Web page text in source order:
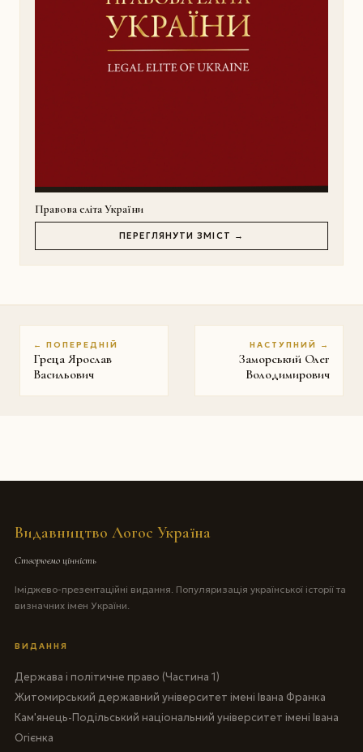
Правова еліта України
ПЕРЕГЛЯНУТИ ЗМІСТ →
← ПОПЕРЕДНІЙ
Греца Ярослав
Васильович
НАСТУПНИЙ →
Заморський Олег
Володимирович
Видавництво Логос Україна
Створюємо цінність
Іміджево-презентаційні видання. Популяризація української історії та
визначних імен України.
ВИДАННЯ
Держава і політичне право (Частина 1)
Житомирський державний університет імені Івана Франка
Кам'янець-Подільський національний університет імені Івана
Огієнка